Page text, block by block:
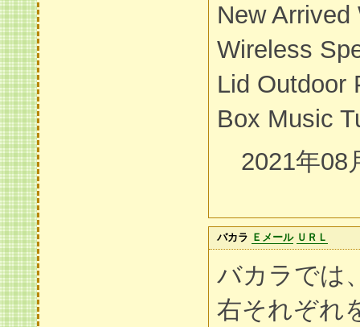
New
Wireless
Lid Outdoor
Box Music
2021年08
バカラ Ｅメール ＵＲＬ
バカラでは
右それぞれ